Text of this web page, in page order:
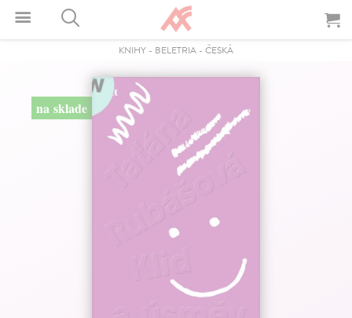
KNIHY - BELETRIA - ČESKÁ
na sklade